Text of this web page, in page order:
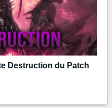
Destruction du Patch